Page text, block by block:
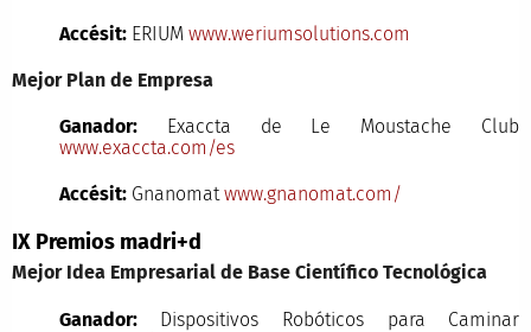
Accésit:ERIUM www.weriumsolutions.com
Mejor Plan de Empresa
Ganador:Exaccta de Le Moustache Club
www.exaccta.com/es
Accésit:Gnanomatwww.gnanomat.com/
IX Premios madri+d
Mejor Idea Empresarial de Base Científico Tecnológica
Ganador:Dispositivos Robóticos para Caminar